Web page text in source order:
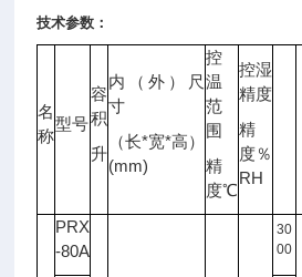
技术参数：
名
称
型号
容
积
升
内（外）尺
寸
（长*宽*高）
(mm)
控
温
范
围
精
度℃
控湿
精度
精
度％
RH
PRX
-80A
30
00